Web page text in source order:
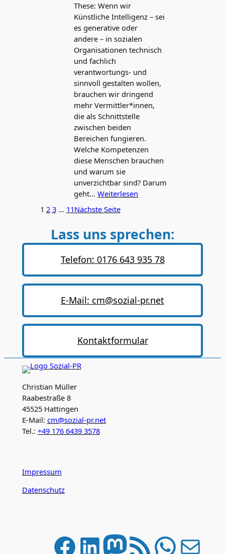
These: Wenn wir
Künstliche Intelligenz – sei
es generative oder
andere – in sozialen
Organisationen technisch
und fachlich
verantwortungs- und
sinnvoll gestalten wollen,
brauchen wir dringend
mehr Vermittler*innen,
die als Schnittstelle
zwischen beiden
Bereichen fungieren.
Welche Kompetenzen
diese Menschen brauchen
und warum sie
unverzichtbar sind? Darum
geht…Weiterlesen
1 2 3 … 11Nächste Seite
Lass uns sprechen:
Telefon: 0176 643 935 78
E-Mail: cm@sozial-pr.net
Kontaktformular
Christian Müller
Raabestraße 8
45525 Hattingen
E-Mail: cm@sozial-pr.net
Tel.: +49 176 6439 3578
Impressum
Datenschutz
Facebook LinkedIn Mastodon RSS-Feed WhatsApp E-Mail